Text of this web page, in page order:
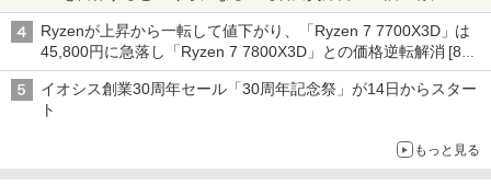
ーム』】
Ryzenが上昇から一転して値下がり、「Ryzen 7 7700X3D」は
45,800円に急落し「Ryzen 7 7800X3D」との価格逆転解消 [8月
前半のCPU価格]
イオシス創業30周年セール「30周年記念祭」が14日からスター
ト
もっと見る